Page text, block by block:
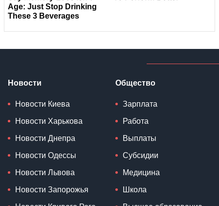
Новости
Новости Киева
Новости Харькова
Новости Днепра
Новости Одессы
Новости Львова
Новости Запорожья
Общество
Зарплата
Работа
Выплаты
Субсидии
Медицина
Школа